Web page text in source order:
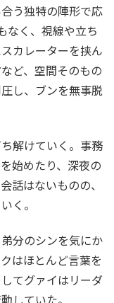
う独特の陣形で応
なく、視線や立ち
カレーターを挟ん
ど、空間そのもの
し、ブンを無事脱
解けていく。事務
始めたり、深夜の
話はないものの、
く。
分のシンを気にか
はほとんど言葉を
てグァイはリーダ